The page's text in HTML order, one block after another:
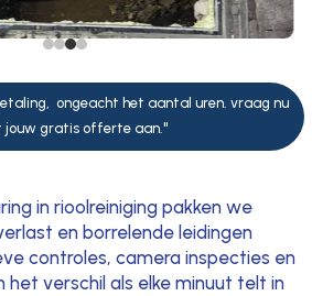
ongeacht het aantal uren. vraag nu
jouw gratis offerte aan."
in rioolreiniging pakken we
en borrelende leidingen
controles, camera inspecties en
het verschil als elke minuut telt in